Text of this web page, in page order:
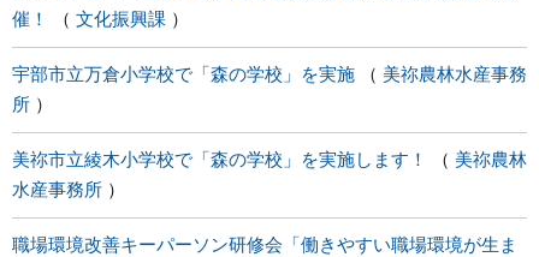
催！
文化振興課
宇部市立万倉小学校で「森の学校」を実施
美祢農林水産事務
所
美祢市立綾木小学校で「森の学校」を実施します！
美祢農林
水産事務所
職場環境改善キーパーソン研修会「働きやすい職場環境が生ま